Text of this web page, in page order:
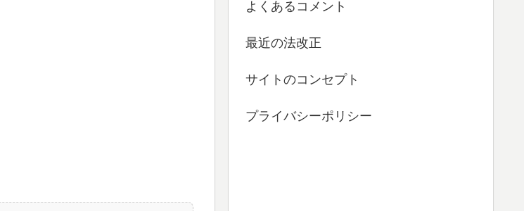
よくあるコメント
最近の法改正
サイトのコンセプト
プライバシーポリシー